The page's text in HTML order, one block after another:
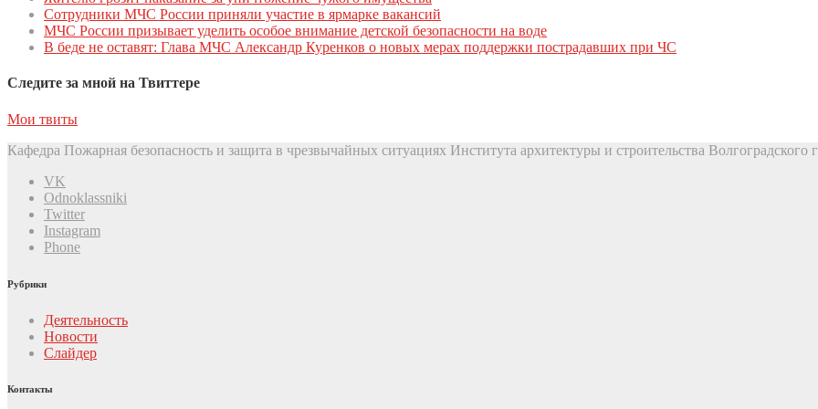
Сoтрудники МЧС Рoссии приняли участие в ярмарке вакансий
МЧС России призывает уделить особое внимание детской безопасности на воде
В беде не оставят: Глава МЧС Александр Куренков о новых мерах поддержки пострадавших при ЧС
Следите за мной на Твиттере
Мои твиты
Кафедра Пожарная безопасность и защита в чрезвычайных ситуациях Института архитектуры и строительства Волгоградского
VK
Odnoklassniki
Twitter
Instagram
Phone
Рубрики
Деятельность
Новости
Слайдер
Контакты